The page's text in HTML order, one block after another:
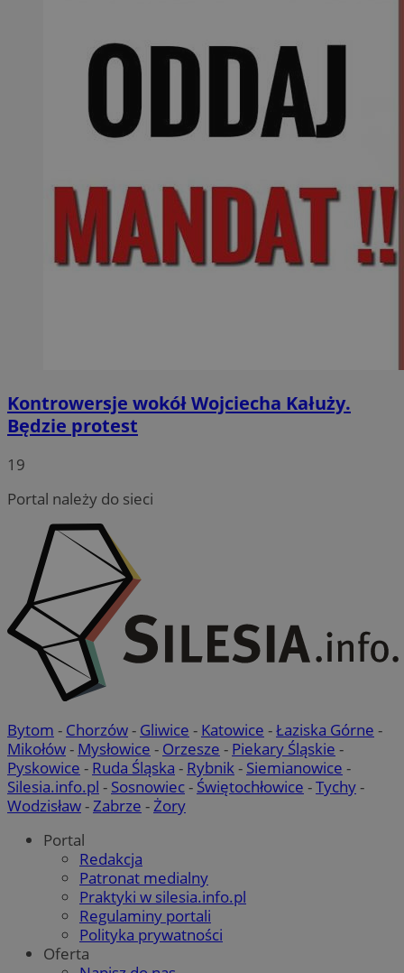
Kontrowersje wokół Wojciecha Kałuży.
Będzie protest
19
Portal należy do sieci
Bytom - Chorzów- Gliwice - Katowice -Łaziska Górne -
Mikołów- Mysłowice - Orzesze - Piekary Śląskie -
Pyskowice - Ruda Śląska - Rybnik- Siemianowice -
Silesia.info.pl - Sosnowiec- Świętochłowice -Tychy-
Wodzisław-Zabrze -Żory
Portal
Redakcja
Patronat medialny
Praktyki w silesia.info.pl
Regulaminy portali
Polityka prywatności
Oferta